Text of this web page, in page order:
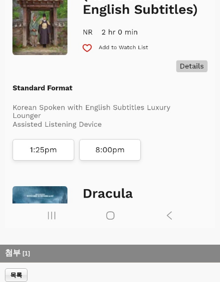
첨부 [1]
목록